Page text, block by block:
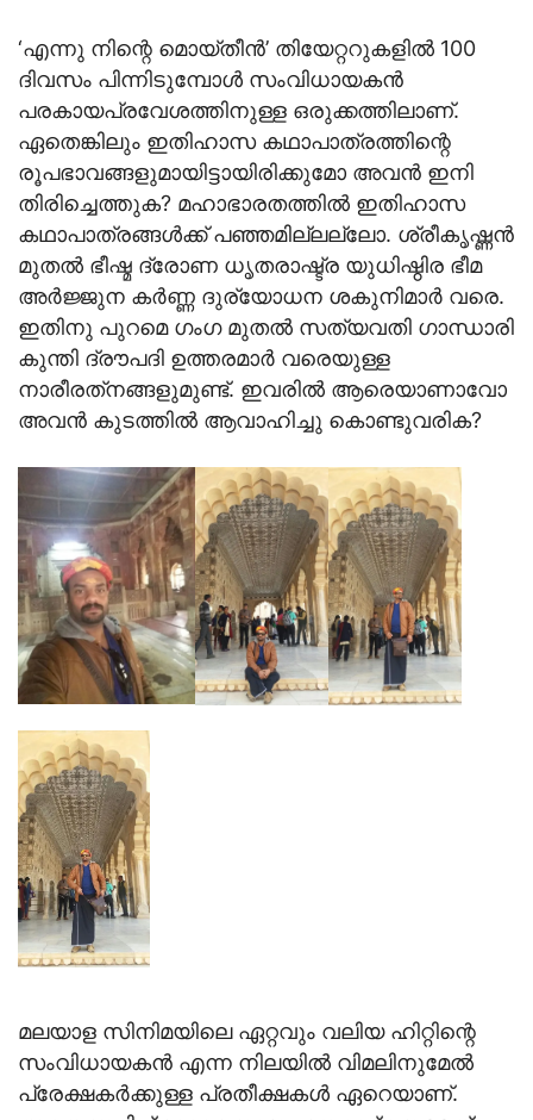
‘എന്നു നിന്റെ മൊയ്തീന്‍’ തിയേറ്ററുകളില്‍ 100
ദിവസം പിന്നിടുമ്പോള്‍ സംവിധായകന്‍
പരകായപ്രവേശത്തിനുള്ള ഒരുക്കത്തിലാണ്.
ഏതെങ്കിലും ഇതിഹാസ കഥാപാത്രത്തിന്റെ
രൂപഭാവങ്ങളുമായിട്ടായിരിക്കുമോ അവന്‍ ഇനി
തിരിച്ചെത്തുക? മഹാഭാരതത്തില്‍ ഇതിഹാസ
കഥാപാത്രങ്ങള്‍ക്ക് പഞ്ഞമില്ലല്ലോ. ശ്രീകൃഷ്ണന്‍
മുതല്‍ ഭീഷ്മ ദ്രോണ ധൃതരാഷ്ട്ര യുധിഷ്ഠിര ഭീമ
അര്‍ജ്ജുന കര്‍ണ്ണ ദുര്യോധന ശകുനിമാര്‍ വരെ.
ഇതിനു പുറമെ ഗംഗ മുതല്‍ സത്യവതി ഗാന്ധാരി
കുന്തി ദ്രൗപദി ഉത്തരമാര്‍ വരെയുള്ള
നാരീരത്‌നങ്ങളുമുണ്ട്. ഇവരില്‍ ആരെയാണാവോ
അവന്‍ കുടത്തില്‍ ആവാഹിച്ചു കൊണ്ടുവരിക?
മലയാള സിനിമയിലെ ഏറ്റവും വലിയ ഹിറ്റിന്റെ
സംവിധായകന്‍ എന്ന നിലയില്‍ വിമലിനുമേല്‍
പ്രേക്ഷകര്‍ക്കുള്ള പ്രതീക്ഷകള്‍ ഏറെയാണ്.